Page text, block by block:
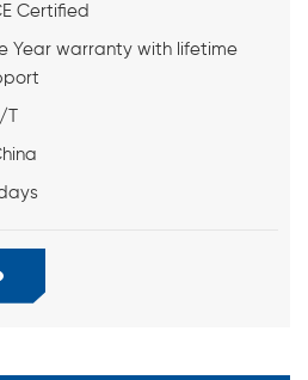
Certified
Year warranty with lifetime
T